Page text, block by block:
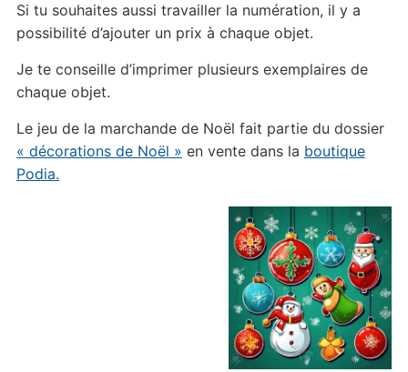
Si tu souhaites aussi travailler la numération, il y a
possibilité d’ajouter un prix à chaque objet.
Je te conseille d’imprimer plusieurs exemplaires de
chaque objet.
Le jeu de la marchande de Noël fait partie du dossier
« décorations de Noël » en vente dans la boutique
Podia.